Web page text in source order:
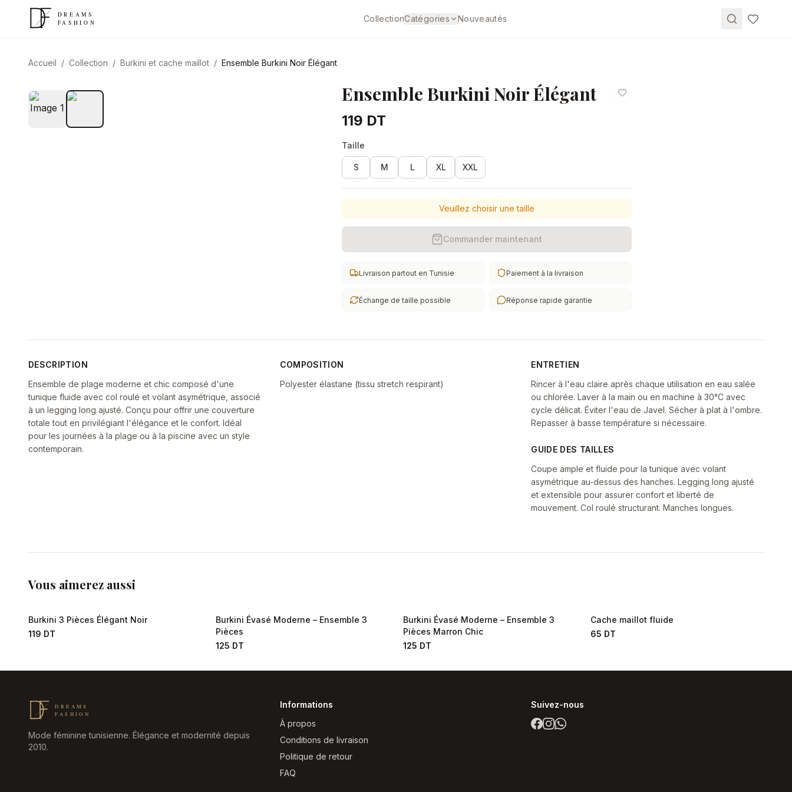
CollectionCatégories Nouveautés
Accueil / Collection / Burkini et cache maillot / Ensemble Burkini Noir Élégant
Ensemble Burkini Noir Élégant
119 DT
Taille
S M L XL XXL
Veuillez choisir une taille
Commander maintenant
Livraison partout en Tunisie Paiement à la livraison
Échange de taille possible Réponse rapide garantie
DESCRIPTION
Ensemble de plage moderne et chic composé d'une
tunique fluide avec col roulé et volant asymétrique, associé
à un legging long ajusté. Conçu pour offrir une couverture
totale tout en privilégiant l'élégance et le confort. Idéal
pour les journées à la plage ou à la piscine avec un style
contemporain.
COMPOSITION
Polyester élastane (tissu stretch respirant)
ENTRETIEN
Rincer à l'eau claire après chaque utilisation en eau salée
ou chlorée. Laver à la main ou en machine à 30°C avec
cycle délicat. Éviter l'eau de Javel. Sécher à plat à l'ombre.
Repasser à basse température si nécessaire.
GUIDE DES TAILLES
Coupe ample et fluide pour la tunique avec volant
asymétrique au-dessus des hanches. Legging long ajusté
et extensible pour assurer confort et liberté de
mouvement. Col roulé structurant. Manches longues.
Vous aimerez aussi
Burkini 3 Pièces Élégant Noir
119 DT
Burkini Évasé Moderne – Ensemble 3
Pièces
125 DT
Burkini Évasé Moderne – Ensemble 3
Pièces Marron Chic
125 DT
Cache maillot fluide
65 DT
Mode féminine tunisienne. Élégance et modernité depuis
2010.
Informations
À propos
Conditions de livraison
Politique de retour
FAQ
Suivez-nous